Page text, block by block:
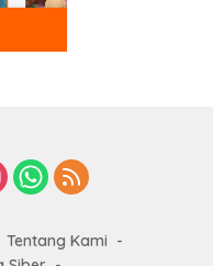
Tentang Kami